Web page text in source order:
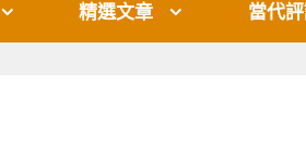
精選文章 當代